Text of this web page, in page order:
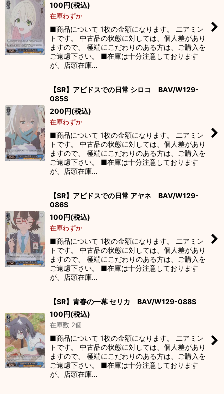
100円(税込)
在庫わずか
■商品について 1枚の金額になります。 二アミン
トです。 中古品の状態に対しては、個人差があり
ますので、 極端にこだわりのある方は、ご購入を
ご遠慮下さい。 ■在庫は十分注意しております
が、店頭在庫…
【SR】アビドスでの日常 シロコ BAV/W129-
085S
200円(税込)
在庫わずか
■商品について 1枚の金額になります。 二アミン
トです。 中古品の状態に対しては、個人差があり
ますので、 極端にこだわりのある方は、ご購入を
ご遠慮下さい。 ■在庫は十分注意しております
が、店頭在庫…
【SR】アビドスでの日常 アヤネ BAV/W129-
086S
100円(税込)
在庫わずか
■商品について 1枚の金額になります。 二アミン
トです。 中古品の状態に対しては、個人差があり
ますので、 極端にこだわりのある方は、ご購入を
ご遠慮下さい。 ■在庫は十分注意しております
が、店頭在庫…
【SR】青春の一幕 セリカ BAV/W129-088S
100円(税込)
在庫数 2個
■商品について 1枚の金額になります。 二アミン
トです。 中古品の状態に対しては、個人差があり
ますので、 極端にこだわりのある方は、ご購入を
ご遠慮下さい。 ■在庫は十分注意しております
が、店頭在庫…